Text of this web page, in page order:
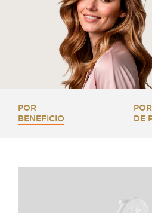
POR
BENEFICIO
DE